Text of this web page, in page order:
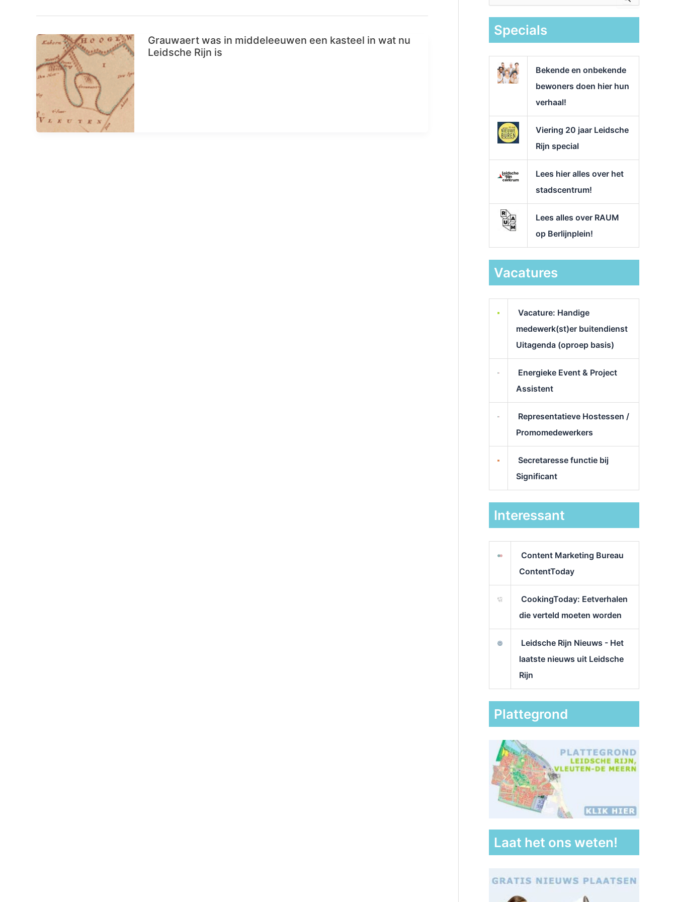
Grauwaert was in middeleeuwen een kasteel in wat nu
Leidsche Rijn is
k
Specials
Bekende en onbekende
bewoners doen hier hun
verhaal!
Viering 20 jaar Leidsche
Rijn special
Lees hier alles over het
stadscentrum!
Lees alles over RAUM
op Berlijnplein!
Vacatures
Vacature: Handige
medewerk(st)er buitendienst
Uitagenda (oproep basis)
Energieke Event & Project
Assistent
Representatieve Hostessen /
Promomedewerkers
Secretaresse functie bij
Significant
Interessant
Content Marketing Bureau
ContentToday
CookingToday: Eetverhalen
die verteld moeten worden
Leidsche Rijn Nieuws - Het
laatste nieuws uit Leidsche
Rijn
Plattegrond
Laat het ons weten!